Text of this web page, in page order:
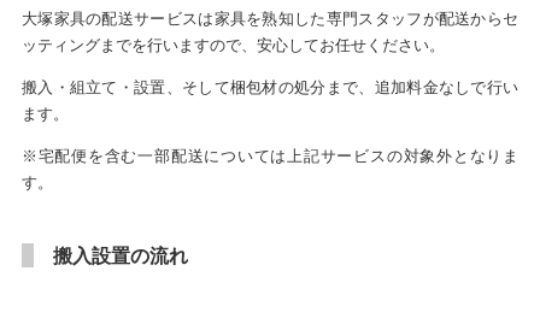
大塚家具の配送サービスは家具を熟知した専門スタッフが配送からセ
ッティングまでを行いますので、安心してお任せください。
搬入・組立て・設置、そして梱包材の処分まで、追加料金なしで行い
ます。
※宅配便を含む一部配送については上記サービスの対象外となりま
す。
搬入設置の流れ